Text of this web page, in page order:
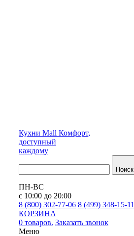
Кухни Mall Комфорт,
доступный
каждому
Поиск
ПН-ВС
с 10:00 до 20:00
8 (800) 302-77-06 8 (499) 348-15-11
КОРЗИНА
0 товаров. Заказать звонок
Меню